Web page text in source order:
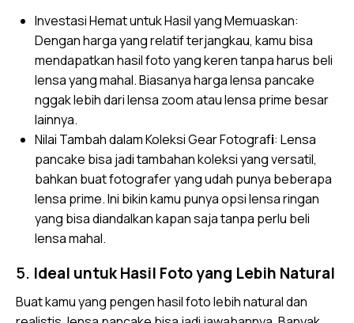
Investasi Hemat untuk Hasil yang Memuaskan:
Dengan harga yang relatif terjangkau, kamu bisa
mendapatkan hasil foto yang keren tanpa harus beli
lensa yang mahal. Biasanya harga lensa pancake
nggak lebih dari lensa zoom atau lensa prime besar
lainnya.
Nilai Tambah dalam Koleksi Gear Fotografi: Lensa
pancake bisa jadi tambahan koleksi yang versatil,
bahkan buat fotografer yang udah punya beberapa
lensa prime. Ini bikin kamu punya opsi lensa ringan
yang bisa diandalkan kapan saja tanpa perlu beli
lensa mahal.
5. Ideal untuk Hasil Foto yang Lebih Natural
Buat kamu yang pengen hasil foto lebih natural dan